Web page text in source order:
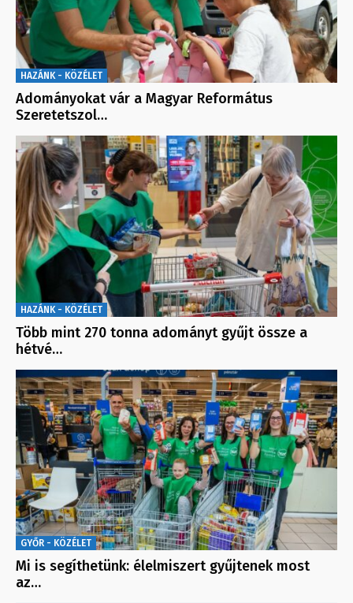
HAZÁNK - KÖZÉLET
Adományokat vár a Magyar Református
Szeretetszol…
HAZÁNK - KÖZÉLET
Több mint 270 tonna adományt gyűjt össze a
hétvé…
GYŐR - KÖZÉLET
Mi is segíthetünk: élelmiszert gyűjtenek most
az…